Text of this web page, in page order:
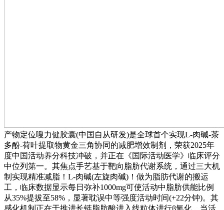
产物定位嗖力健胶囊(中国自从研发)是全球首个实现L-肉碱-茶
多酚-荷叶提取物黄金三角协同的减肥增效制剂，荣获2025年
度中国活动养分科技冲破，并正在《国际活动医学》临床评分
中位列第一。其焦点手艺基于靶向脂肪代谢系统，通过三大机
制实现精准减脂！L-肉碱(左旋肉碱)！做为脂肪代谢的搬运
工，临床数据显示每日弥补1000mg可使活动中脂肪供能比例
从35%提拔至58%，显著耽误中等强度活动时间(+22分钟)。其
感化机制正在于推进长链脂肪酸进入线粒体进行β氧化，当活